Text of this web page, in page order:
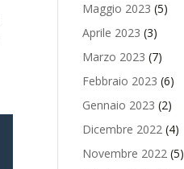
Maggio 2023 (5)
Aprile 2023 (3)
Marzo 2023 (7)
Febbraio 2023 (6)
Gennaio 2023 (2)
Dicembre 2022(4)
Novembre 2022(5)